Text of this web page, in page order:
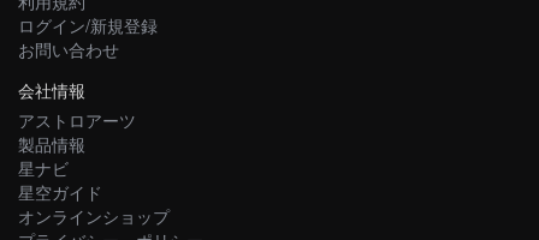
ログイン/新規登録
お問い合わせ
会社情報
アストロアーツ
製品情報
星ナビ
星空ガイド
オンラインショップ